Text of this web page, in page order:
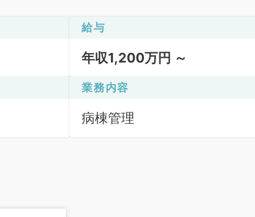
給与
年収1,200万円 ～
業務内容
病棟管理